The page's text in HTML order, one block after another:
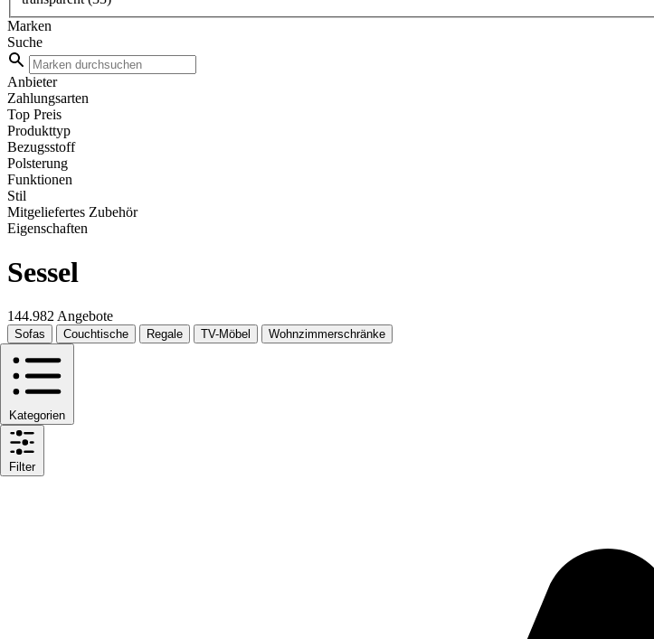
Marken
Suche
Anbieter
Zahlungsarten
Top Preis
Produkttyp
Bezugsstoff
Polsterung
Funktionen
Stil
Mitgeliefertes Zubehör
Eigenschaften
Sessel
144.982 Angebote
Sofas Couchtische Regale TV-Möbel Wohnzimmerschränke
Kategorien
Filter